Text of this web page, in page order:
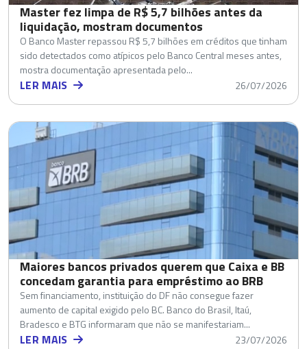
Master fez limpa de R$ 5,7 bilhões antes da
liquidação, mostram documentos
O Banco Master repassou R$ 5,7 bilhões em créditos que tinham
sido detectados como atípicos pelo Banco Central meses antes,
mostra documentação apresentada pelo...
LER MAIS 26/07/2026
Maiores bancos privados querem que Caixa e BB
concedam garantia para empréstimo ao BRB
Sem financiamento, instituição do DF não consegue fazer
aumento de capital exigido pelo BC. Banco do Brasil, Itaú,
Bradesco e BTG informaram que não se manifestariam...
LER MAIS 23/07/2026